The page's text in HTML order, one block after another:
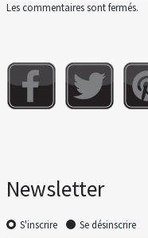
Les commentaires sont fermés.
Newsletter
S'inscrire Se désinscrire